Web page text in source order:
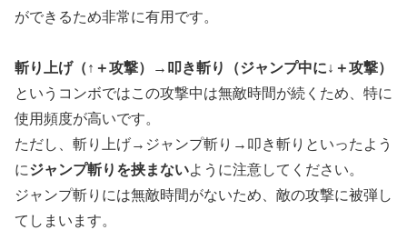
ができるため非常に有用です。
斬り上げ（↑＋攻撃）→叩き斬り（ジャンプ中に↓＋攻撃）
というコンボではこの攻撃中は無敵時間が続くため、特に
使用頻度が高いです。
ただし、斬り上げ→ジャンプ斬り→叩き斬りといったよう
にジャンプ斬りを挟まないように注意してください。
ジャンプ斬りには無敵時間がないため、敵の攻撃に被弾し
てしまいます。